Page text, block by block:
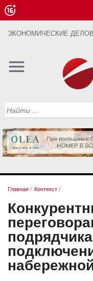
ЭКОНОМИЧЕСКИЕ
Главная / Контекст /